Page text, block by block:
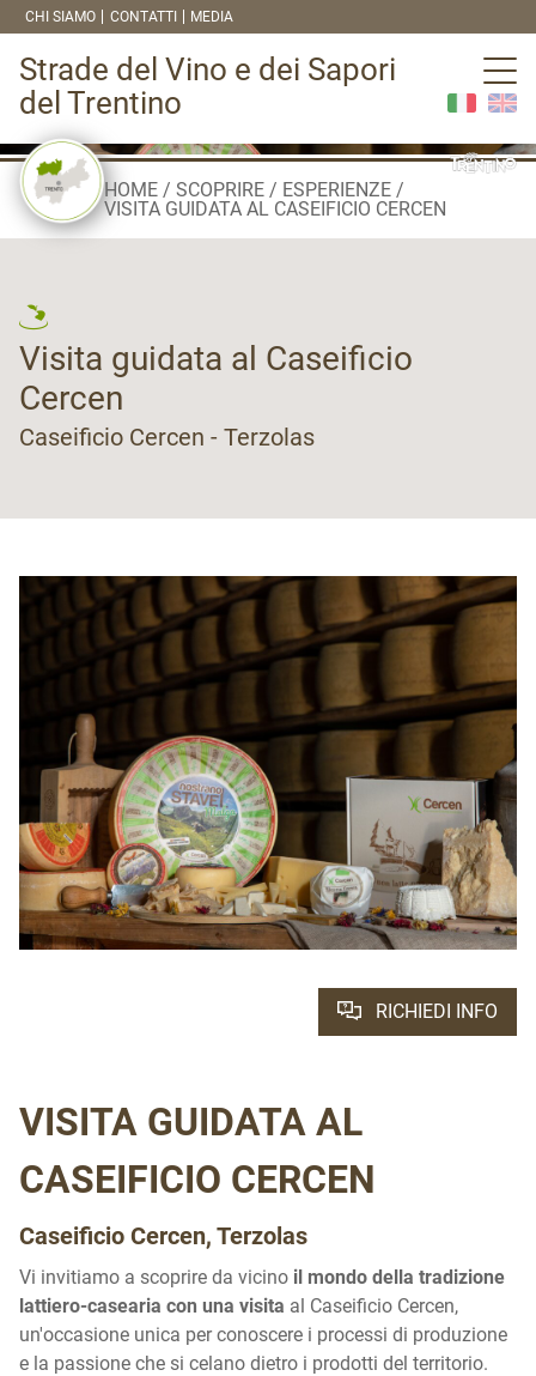
CHI SIAMO CONTATTI MEDIA
Strade del Vino e dei Sapori
del Trentino
HOME SCOPRIRE
ESPERIENZE
VISITA GUIDATA AL CASEIFICIO CERCEN
Visita guidata al Caseificio
Cercen
Caseificio Cercen - Terzolas
RICHIEDI INFO
VISITA GUIDATA AL
CASEIFICIO CERCEN
Caseificio Cercen, Terzolas
Vi invitiamo a scoprire da vicino il mondo della tradizione
lattiero-casearia con una visita al Caseificio Cercen,
un'occasione unica per conoscere i processi di produzione
e la passione che si celano dietro i prodotti del territorio.